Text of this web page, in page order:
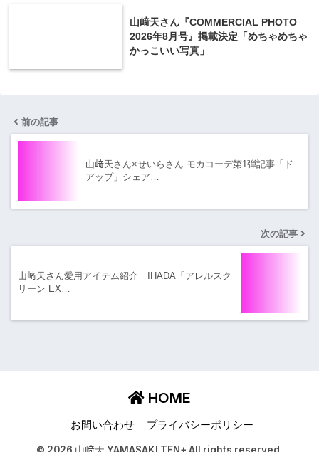
山﨑天さん『COMMERCIAL PHOTO
2026年8月号』掲載決定「めちゃめちゃ
かっこいい写真」
前の記事
山﨑天さん×せいらさん モカコーデ第1弾記事「ド
アップ」シェア…
次の記事
山﨑天さん愛用アイテム紹介 IHADA「アレルスク
リーン EX…
HOME
お問い合わせ プライバシーポリシー